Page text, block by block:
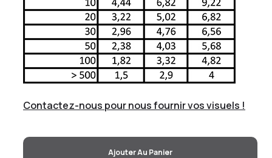
Contactez-nous pour nous fournir vos visuels !
Ajouter Au Panier